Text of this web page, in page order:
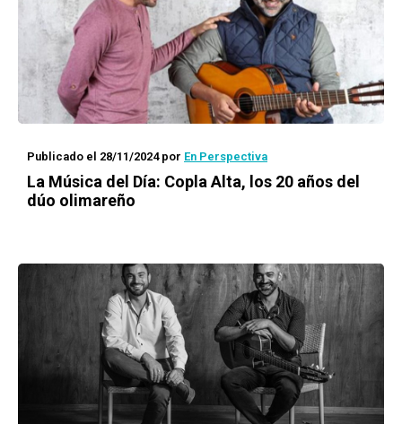
Publicado el 28/11/2024por En Perspectiva
La Música del Día: Copla Alta, los 20 años del
dúo olimareño